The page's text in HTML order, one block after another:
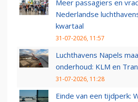
Meer passagiers en
Nederlandse
kwartaal
31-07-2026, 11:57
Luchthavens Napels
onderhoud: KLM en
31-07-2026, 11:28
Einde van een tijdperk: